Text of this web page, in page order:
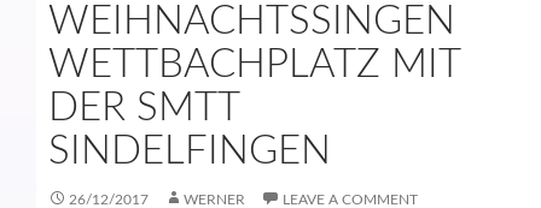
WEIHNACHTSSINGEN
WETTBACHPLATZ MIT
DER SMTT
SINDELFINGEN
26/12/2017 WERNER LEAVE A COMMENT